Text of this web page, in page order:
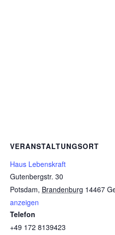
VERANSTALTUNGSORT
Haus Lebenskraft
Gutenbergstr. 30
Potsdam, Brandenburg 14467
anzeigen
Telefon
+49 172 8139423